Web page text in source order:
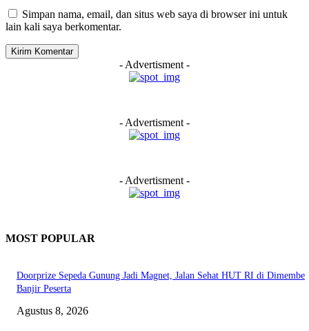
Simpan nama, email, dan situs web saya di browser ini untuk
lain kali saya berkomentar.
- Advertisment -
- Advertisment -
- Advertisment -
MOST POPULAR
Doorprize Sepeda Gunung Jadi Magnet, Jalan Sehat HUT RI di Dimembe
Banjir Peserta
Agustus 8, 2026